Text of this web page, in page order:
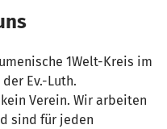
1Welt-Kreis im
Ev.-Luth.
Verein. Wir arbeiten
sind für jeden